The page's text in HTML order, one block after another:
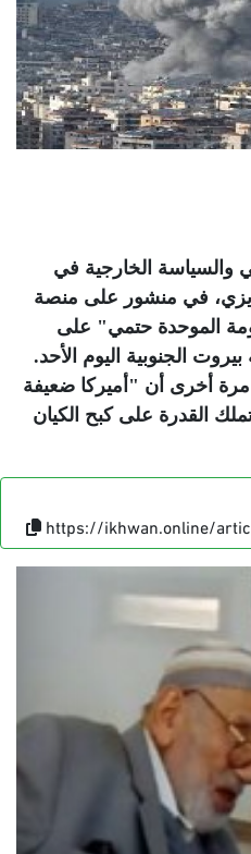
والسياسة الخارجية في
عزيزي، في منشور على منصة
الموحدة حتمي" على
الجنوبية اليوم الأحد.
أخرى أن "أميركا ضعيفة
القدرة على كبح الكيان
https://ikhwan.online/